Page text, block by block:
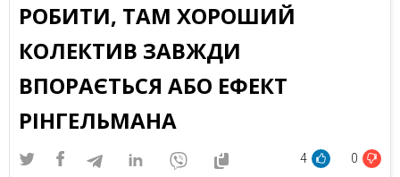
РОБИТИ, ТАМ ХОРОШИЙ
КОЛЕКТИВ ЗАВЖДИ
ВПОРАЄТЬСЯ АБО ЕФЕКТ
РІНГЕЛЬМАНА
4 0